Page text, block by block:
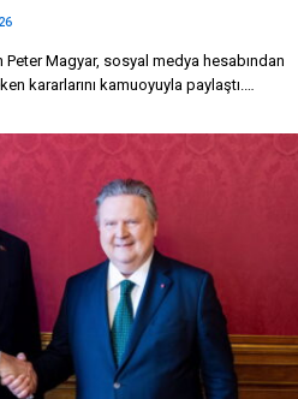
Magyar, sosyal medya hesabından
kararlarını kamuoyuyla paylaştı.…